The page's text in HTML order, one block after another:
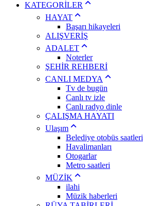
KATEGORİLER
HAYAT
Başarı hikayeleri
ALIŞVERİŞ
ADALET
Noterler
ŞEHİR REHBERİ
CANLI MEDYA
Tv de bugün
Canlı tv izle
Canlı radyo dinle
ÇALIŞMA HAYATI
Ulaşım
Belediye otobüs saatleri
Havalimanları
Otogarlar
Metro saatleri
MÜZİK
ilahi
Müzik haberleri